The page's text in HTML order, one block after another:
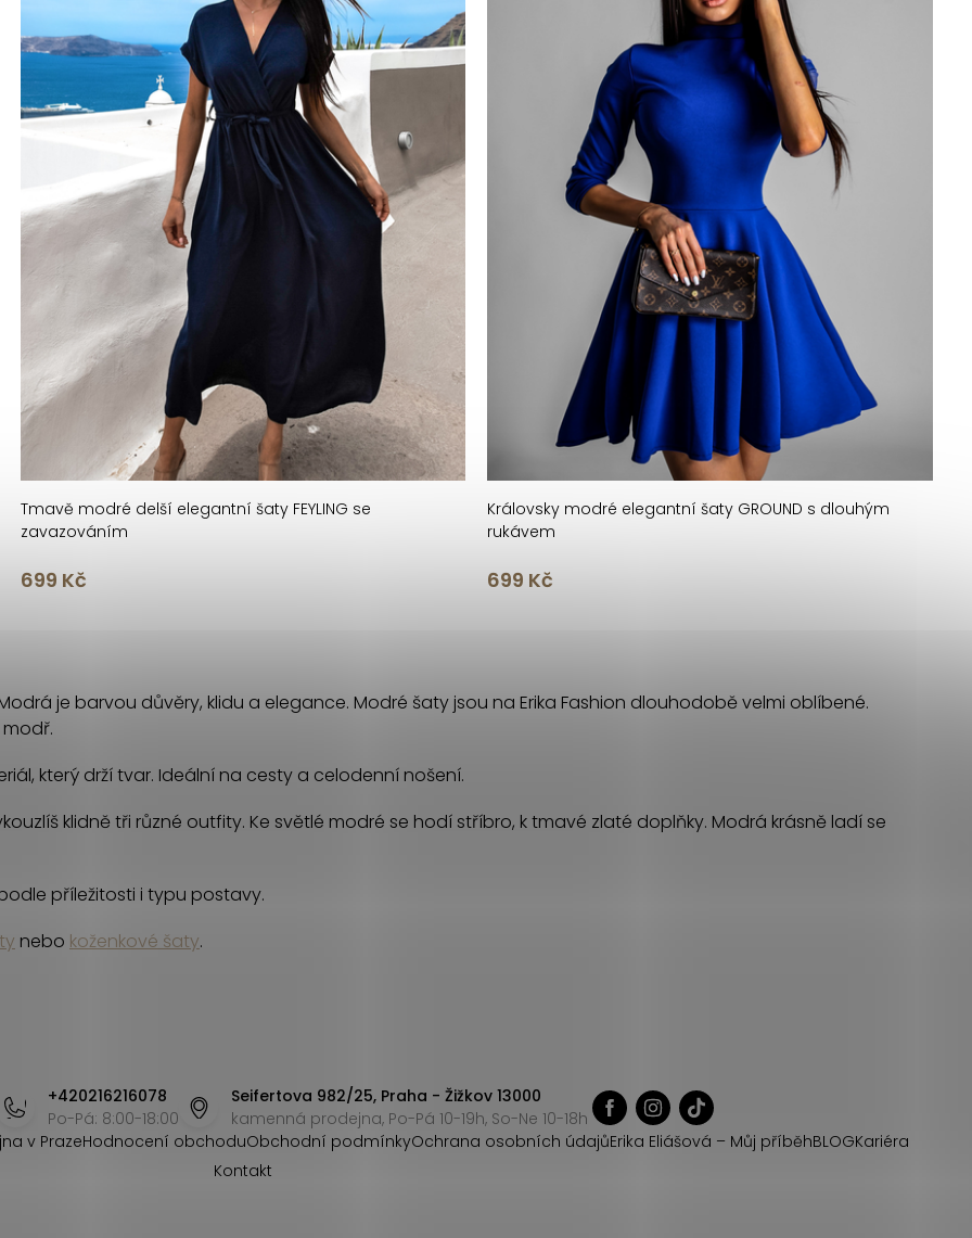
Tmavě modré delší elegantní šaty FEYLING se
zavazováním
699 Kč
Královsky modré elegantní šaty GROUND s dlouhým
rukávem
699 Kč
je barvou důvěry, klidu a elegance. Modré šaty jsou na Erika Fashion dlouhodobě velmi oblíbené.
který drží tvar. Ideální na cesty a celodenní nošení.
klidně tři různé outfity. Ke světlé modré se hodí stříbro, k tmavé zlaté doplňky. Modrá krásně ladí se
příležitosti i typu postavy.
nebo koženkové šaty.
+420216216078
Po-Pá: 8:00-18:00
Seifertova 982/25, Praha - Žižkov 13000
kamenná prodejna, Po-Pá 10-19h, So-Ne 10-18h
v PrazeHodnocení obchoduObchodní podmínkyOchrana osobních údajůErika Eliášová – Můj příběhBLOGKariéra
Kontakt